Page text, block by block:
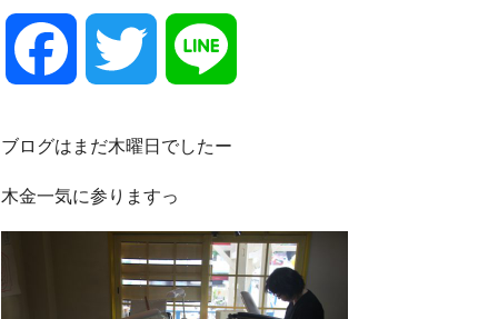
c i
t e
ブログはまだ木曜日でしたー
木金一気に参りますっ